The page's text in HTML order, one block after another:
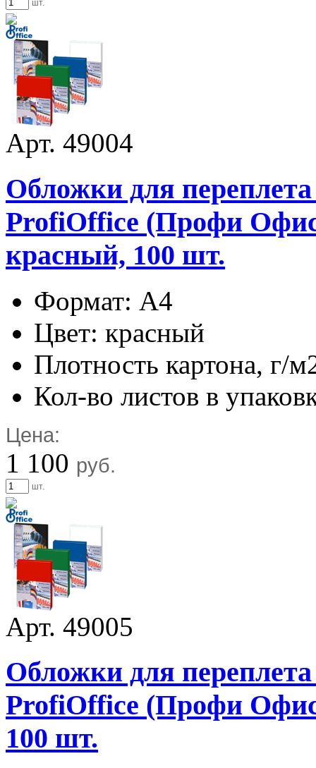
шт.
Арт. 49004
Обложки для
ProfiOffice (Профи
красный, 100 шт.
Формат: А4
Цвет: красный
Плотность картона, г/
Кол-во листов в
Цена:
1 100 руб.
шт.
Арт. 49005
Обложки для
ProfiOffice (Профи
100 шт.